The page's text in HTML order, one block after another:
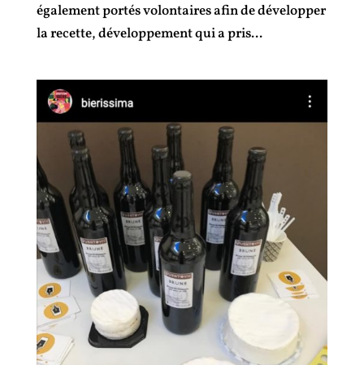
également portés volontaires afin de développer
la recette, développement qui a pris...